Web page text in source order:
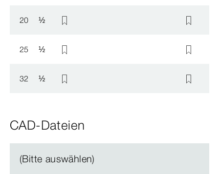
20 ½
25 ½
32 ½
CAD-Dateien
(Bitte auswählen)